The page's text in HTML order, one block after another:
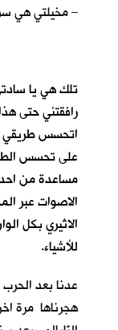
– مخيلتي هي
تلك هي يا
رافقتني حتى
اتحسس طريقي
على تحسس
مساعدة من
الاصوات عبر
الاثيري بكل
للأشياء.
عدنا بعد الحرب
هجرناها مرة